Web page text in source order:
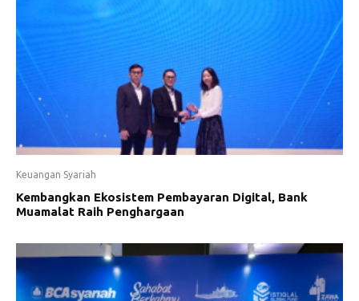
Keuangan Syariah
Kembangkan Ekosistem Pembayaran Digital, Bank
Muamalat Raih Penghargaan